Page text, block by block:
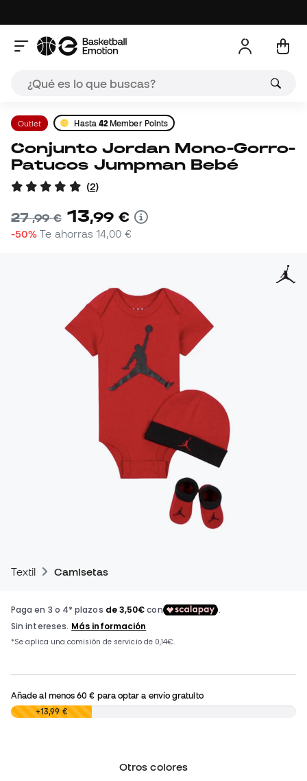
Outlet Hasta 42 Member Points
Conjunto Jordan Mono-Gorro-
Patucos Jumpman Bebé
(2)
27,99 € 13,99 €
-50% Te ahorras14,00 €
Textil Camisetas
Añade al menos60 € para optar a envío gratuito
0,00 €+13,99 €
Otros colores